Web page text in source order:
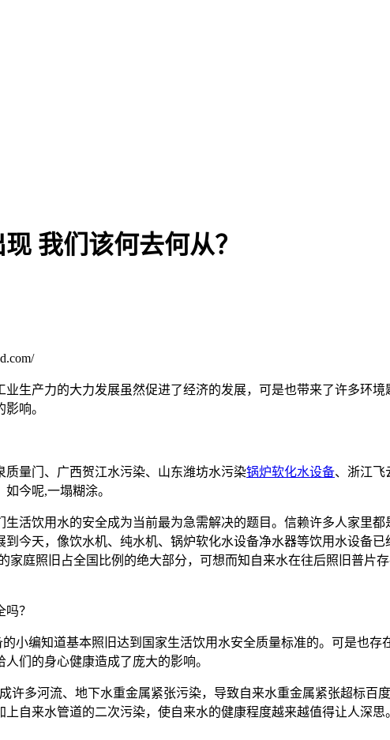
我们该何去何从？
生产力的大力发展虽然促进了经济的发展，可是也带来了许多环
响。
量门、广西贺江水污染、山东潍坊水污染锅炉软化水设备、浙江飞
今呢,一塌糊涂。
活饮用水的安全成为当前最为急需解决的题目。信赖许多人家里
今天，像饮水机、纯水机、锅炉软化水设备净水器等饮用水设备
家庭照旧占全国比例的绝大部分，可想而知自来水在往后照旧普片
？
小编知道基本照旧达到国家生活饮用水安全质量标准的。可是也
们的身心健康造成了庞大的影响。
许多河流、地下水重金属紧张污染，导致自来水重金属紧张超标百
自来水管道的二次污染，使自来水的健康程度越来越值得让人深思